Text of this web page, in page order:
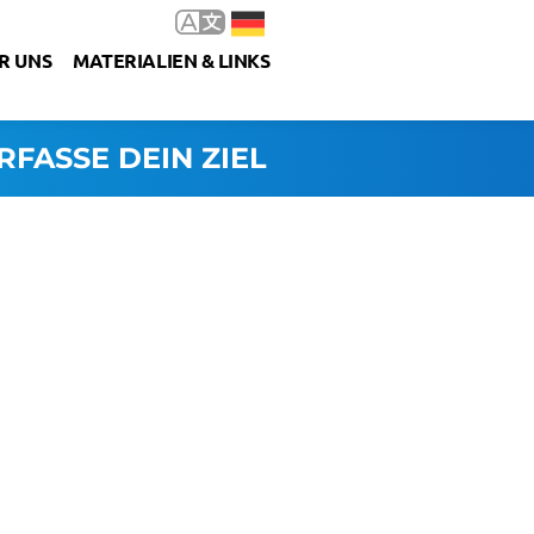
UNS MATERIALIEN & LINKS
DEIN ZIEL